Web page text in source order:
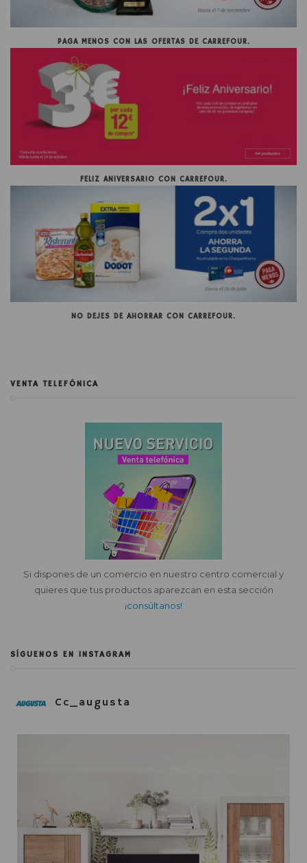
PAGA MENOS CON LAS OFERTAS DE CARREFOUR.
FELIZ ANIVERSARIO CON CARREFOUR.
NO DEJES DE AHORRAR CON CARREFOUR.
VENTA TELEFÓNICA
Si dispones de un comercio en nuestro centro comercial y
quieres que tus productos aparezcan en esta sección
¡consúltanos!
SÍGUENOS EN INSTAGRAM
Cc_augusta